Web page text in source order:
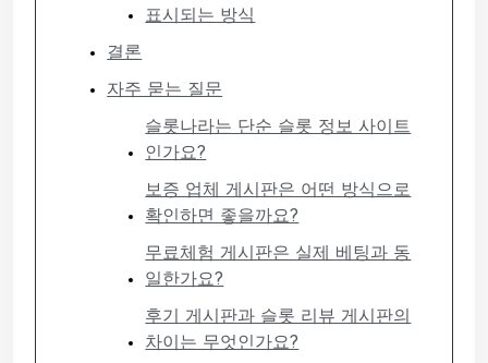
표시되는 방식
결론
자주 묻는 질문
슬롯나라는 단순 슬롯 정보 사이트
인가요?
보증 업체 게시판은 어떤 방식으로
확인하면 좋을까요?
무료체험 게시판은 실제 베팅과 동
일한가요?
후기 게시판과 슬롯 리뷰 게시판의
차이는 무엇인가요?